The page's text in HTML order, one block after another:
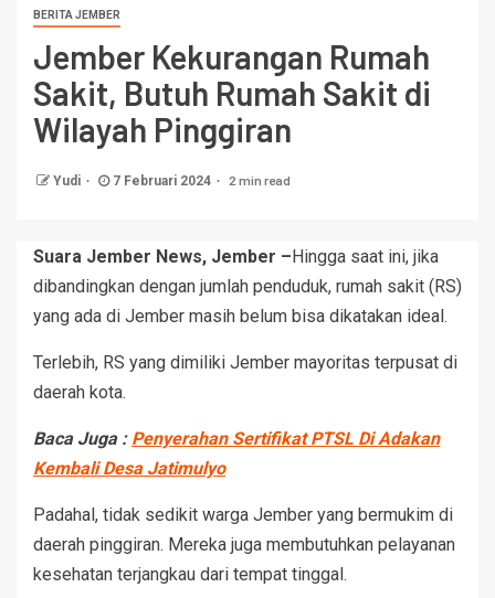
BERITA JEMBER
Jember Kekurangan Rumah
Sakit, Butuh Rumah Sakit di
Wilayah Pinggiran
Yudi 7 Februari 2024 2 min read
Suara Jember News, Jember –Hingga saat ini, jika
dibandingkan dengan jumlah penduduk, rumah sakit (RS)
yang ada di Jember masih belum bisa dikatakan ideal.
Terlebih, RS yang dimiliki Jember mayoritas terpusat di
daerah kota.
Baca Juga : Penyerahan Sertifikat PTSL Di Adakan
Kembali Desa Jatimulyo
Padahal, tidak sedikit warga Jember yang bermukim di
daerah pinggiran. Mereka juga membutuhkan pelayanan
kesehatan terjangkau dari tempat tinggal.